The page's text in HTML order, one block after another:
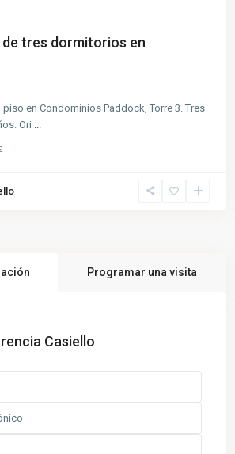
tres dormitorios en
en Condominios Paddock, Torre 3. Tres
Ori ...
Programar una visita
Casiello